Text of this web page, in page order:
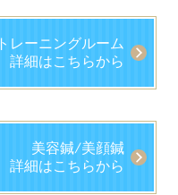
トレーニングルーム
詳細はこちらから
美容鍼/美顔鍼
詳細はこちらから